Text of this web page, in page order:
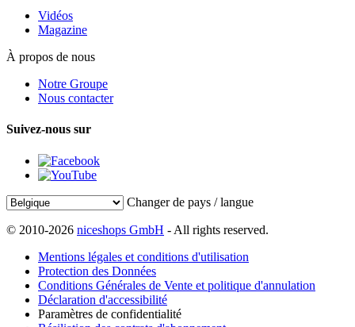
Vidéos
Magazine
À propos de nous
Notre Groupe
Nous contacter
Suivez-nous sur
Changer de pays / langue
© 2010-2026 niceshops GmbH - All rights reserved.
Mentions légales et conditions d'utilisation
Protection des Données
Conditions Générales de Vente et politique d'annulation
Déclaration d'accessibilité
Paramètres de confidentialité